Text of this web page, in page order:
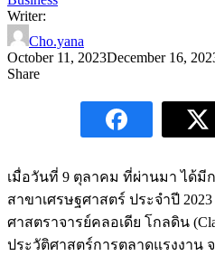
Writer:
Cho.yana
October 11, 2023December 16,
Share
เมื่อวันที่ 9 ตุลาคม ที่ผ่านมา ได้มี
สาขาเศรษฐศาสตร์ ประจำปี
ศาสตราจารย์คลอเดีย โกลดิน
ประวัติศาสตร์การตลาดแรงงาน